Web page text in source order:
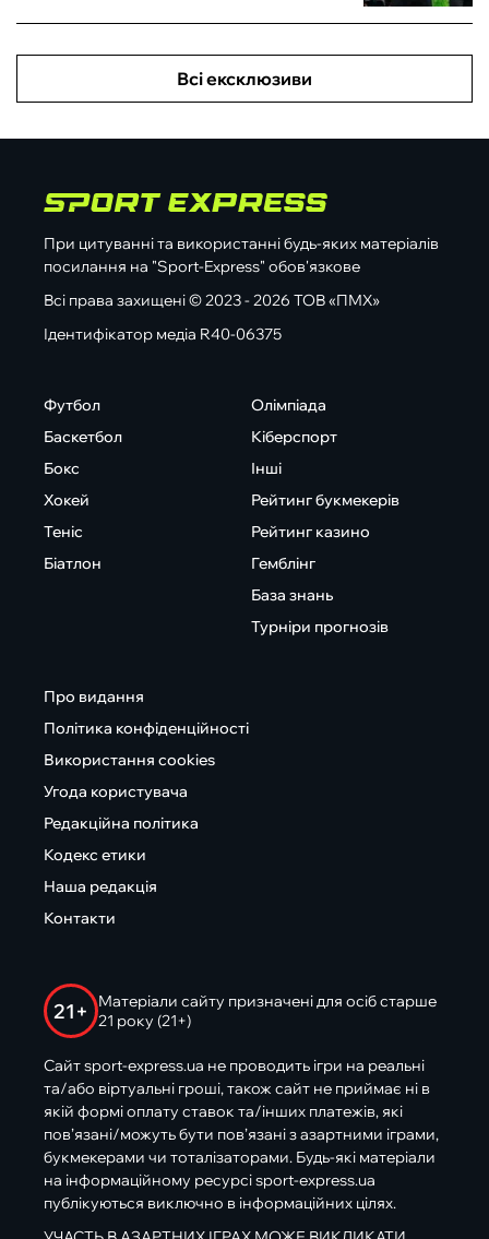
Всі ексклюзиви
При цитуванні та використанні будь-яких матеріалів
посилання на "Sport-Express" обов'язкове
Всі права захищені © 2023 - 2026 ТОВ «ПМХ»
Ідентифікатор медіа R40-06375
Футбол
Баскетбол
Бокс
Хокей
Теніс
Біатлон
Олімпіада
Кіберспорт
Інші
Рейтинг букмекерів
Рейтинг казино
Гемблінг
База знань
Турніри прогнозів
Про видання
Політика конфіденційності
Використання cookies
Угода користувача
Редакційна політика
Кодекс етики
Наша редакція
Контакти
21+
Матеріали сайту призначені для осіб старше
21 року (21+)
Сайт sport-express.ua не проводить ігри на реальні
та/або віртуальні гроші, також сайт не приймає ні в
якій формі оплату ставок та/інших платежів, які
пов’язані/можуть бути пов’язані з азартними іграми,
букмекерами чи тоталізаторами. Будь-які матеріали
на інформаційному ресурсі sport-express.ua
публікуються виключно в інформаційних цілях.